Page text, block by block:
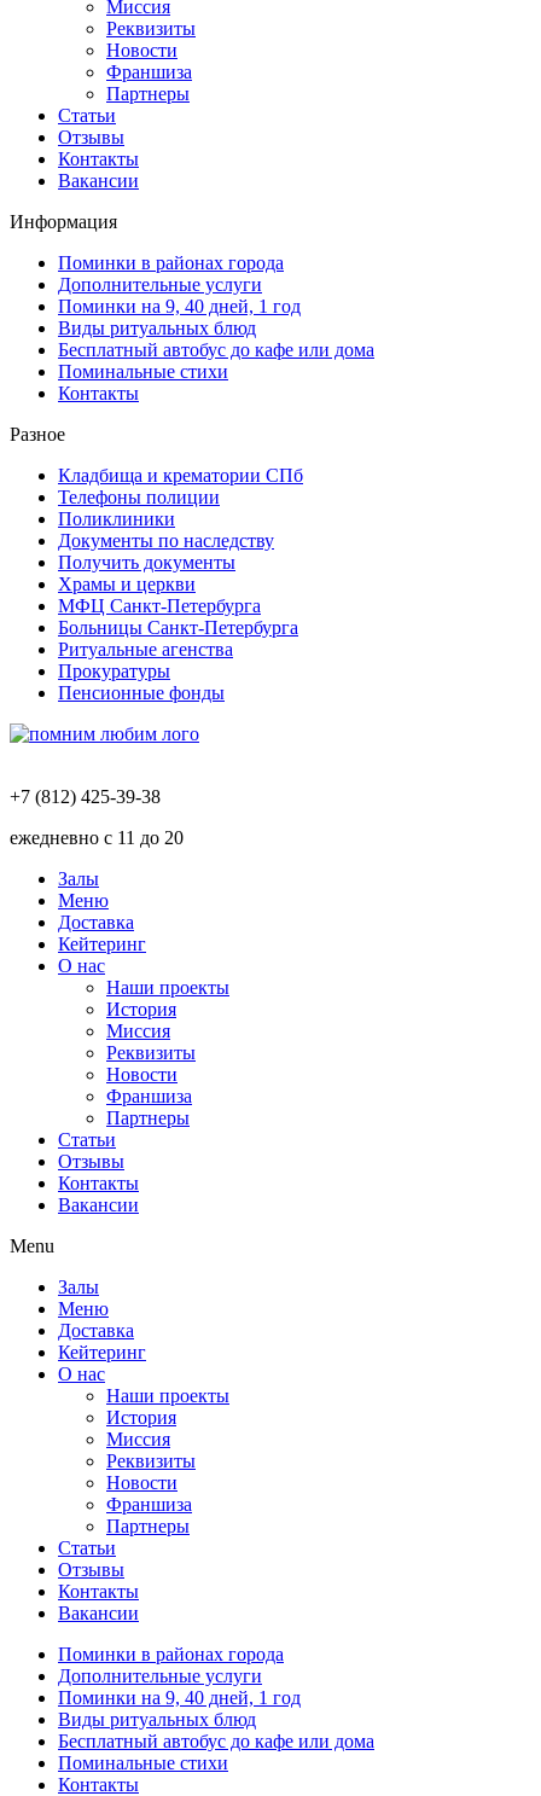
Миссия
Реквизиты
Новости
Франшиза
Партнеры
Статьи
Отзывы
Контакты
Вакансии
Информация
Поминки в районах города
Дополнительные услуги
Поминки на 9, 40 дней, 1 год
Виды ритуальных блюд
Бесплатный автобус до кафе или дома
Поминальные стихи
Контакты
Разное
Кладбища и крематории СПб
Телефоны полиции
Поликлиники
Документы по наследству
Получить документы
Храмы и церкви
МФЦ Санкт-Петербурга
Больницы Санкт-Петербурга
Ритуальные агенства
Прокуратуры
Пенсионные фонды
+7 (812) 425-39-38
ежедневно с 11 до 20
Залы
Меню
Доставка
Кейтеринг
О нас
Наши проекты
История
Миссия
Реквизиты
Новости
Франшиза
Партнеры
Статьи
Отзывы
Контакты
Вакансии
Menu
Залы
Меню
Доставка
Кейтеринг
О нас
Наши проекты
История
Миссия
Реквизиты
Новости
Франшиза
Партнеры
Статьи
Отзывы
Контакты
Вакансии
Поминки в районах города
Дополнительные услуги
Поминки на 9, 40 дней, 1 год
Виды ритуальных блюд
Бесплатный автобус до кафе или дома
Поминальные стихи
Контакты